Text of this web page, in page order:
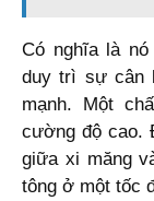
Có nghĩa là
duy trì sự cân
mạnh. Một
cường độ cao.
giữa xi măng
tông ở một tốc